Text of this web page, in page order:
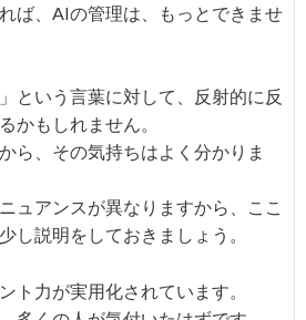
ば、AIの管理は、もっとできませ
という言葉に対して、反射的に反
かもしれません。
ら、その気持ちはよく分かりま
ュアンスが異なりますから、ここ
し説明をしておきましょう。
ト力が実用化されています。